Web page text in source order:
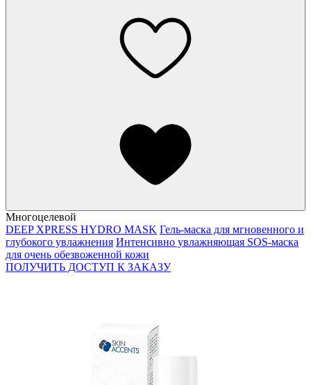
Многоцелевой
DEEP XPRESS HYDRO MASK Гель-маска для мгновенного и
глубокого увлажнения Интенсивно увлажняющая SOS-маска
для очень обезвоженной кожи
ПОЛУЧИТЬ ДОСТУП К ЗАКАЗУ